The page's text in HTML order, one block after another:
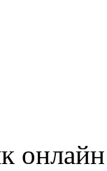
онлайн